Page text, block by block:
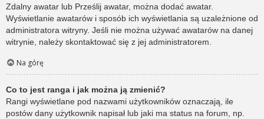
Zdalny awatar lub Prześlij awatar, można dodać awatar.
Wyświetlanie awatarów i sposób ich wyświetlania są uzależnione od
administratora witryny. Jeśli nie można używać awatarów na danej
witrynie, należy skontaktować się z jej administratorem.
Na górę
Co to jest ranga i jak można ją zmienić?
Rangi wyświetlane pod nazwami użytkowników oznaczają, ile
postów dany użytkownik napisał lub jaki ma status na forum, np.